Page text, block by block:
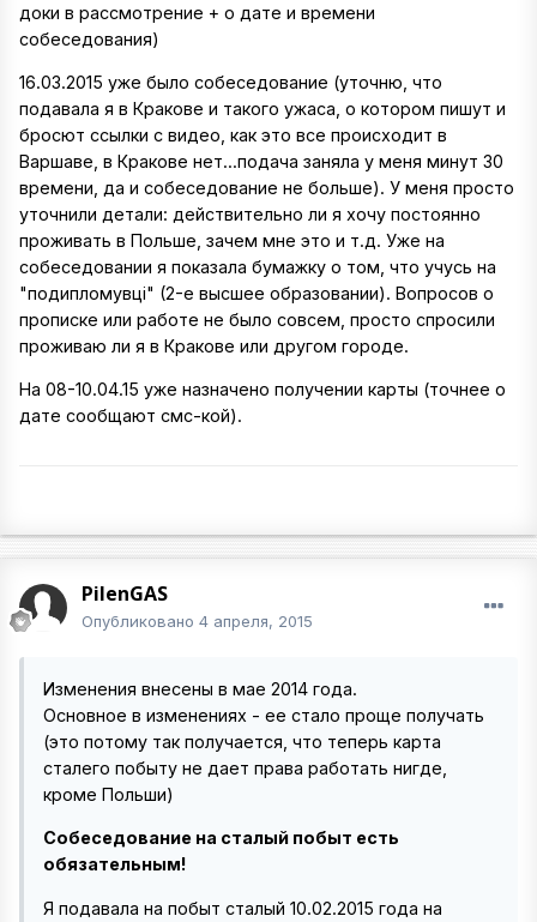
доки в рассмотрение + о дате и времени
собеседования)
16.03.2015 уже было собеседование (уточню, что
подавала я в Кракове и такого ужаса, о котором пишут и
бросют ссылки с видео, как это все происходит в
Варшаве, в Кракове нет...подача заняла у меня минут 30
времени, да и собеседование не больше). У меня просто
уточнили детали: действительно ли я хочу постоянно
проживать в Польше, зачем мне это и т.д. Уже на
собеседовании я показала бумажку о том, что учусь на
"подипломувці" (2-е высшее образовании). Вопросов о
прописке или работе не было совсем, просто спросили
проживаю ли я в Кракове или другом городе.
На 08-10.04.15 уже назначено получении карты (точнее о
дате сообщают смс-кой).
PilenGAS
Опубликовано 4 апреля, 2015
Изменения внесены в мае 2014 года.
Основное в изменениях - ее стало проще получать
(это потому так получается, что теперь карта
сталего побыту не дает права работать нигде,
кроме Польши)
Собеседование на сталый побыт есть
обязательным!
Я подавала на побыт сталый 10.02.2015 года на